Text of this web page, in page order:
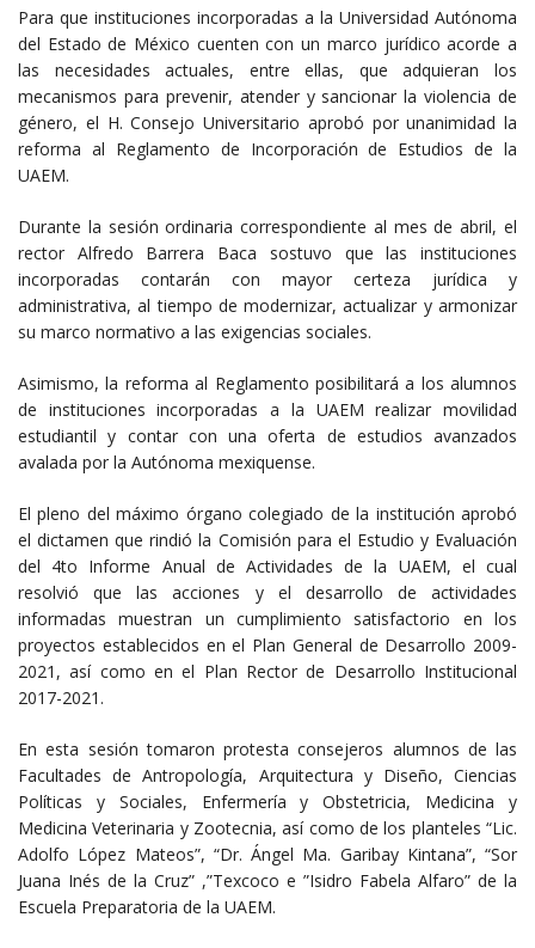
Para que instituciones incorporadas a la Universidad Autónoma
del Estado de México cuenten con un marco jurídico acorde a
las necesidades actuales, entre ellas, que adquieran los
mecanismos para prevenir, atender y sancionar la violencia de
género, el H. Consejo Universitario aprobó por unanimidad la
reforma al Reglamento de Incorporación de Estudios de la
UAEM.
Durante la sesión ordinaria correspondiente al mes de abril, el
rector Alfredo Barrera Baca sostuvo que las instituciones
incorporadas contarán con mayor certeza jurídica y
administrativa, al tiempo de modernizar, actualizar y armonizar
su marco normativo a las exigencias sociales.
Asimismo, la reforma al Reglamento posibilitará a los alumnos
de instituciones incorporadas a la UAEM realizar movilidad
estudiantil y contar con una oferta de estudios avanzados
avalada por la Autónoma mexiquense.
El pleno del máximo órgano colegiado de la institución aprobó
el dictamen que rindió la Comisión para el Estudio y Evaluación
del 4to Informe Anual de Actividades de la UAEM, el cual
resolvió que las acciones y el desarrollo de actividades
informadas muestran un cumplimiento satisfactorio en los
proyectos establecidos en el Plan General de Desarrollo 2009-
2021, así como en el Plan Rector de Desarrollo Institucional
2017-2021.
En esta sesión tomaron protesta consejeros alumnos de las
Facultades de Antropología, Arquitectura y Diseño, Ciencias
Políticas y Sociales, Enfermería y Obstetricia, Medicina y
Medicina Veterinaria y Zootecnia, así como de los planteles “Lic.
Adolfo López Mateos”, “Dr. Ángel Ma. Garibay Kintana”, “Sor
Juana Inés de la Cruz” ,”Texcoco e ”Isidro Fabela Alfaro” de la
Escuela Preparatoria de la UAEM.